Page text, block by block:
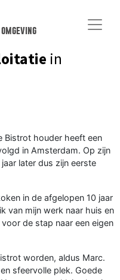
in
Bistrot houder heeft een
in Amsterdam. Op zijn
later dus zijn eerste
in de afgelopen 10 jaar
van mijn werk naar huis en
de stap naar een eigen
worden, aldus Marc.
sfeervolle plek. Goede